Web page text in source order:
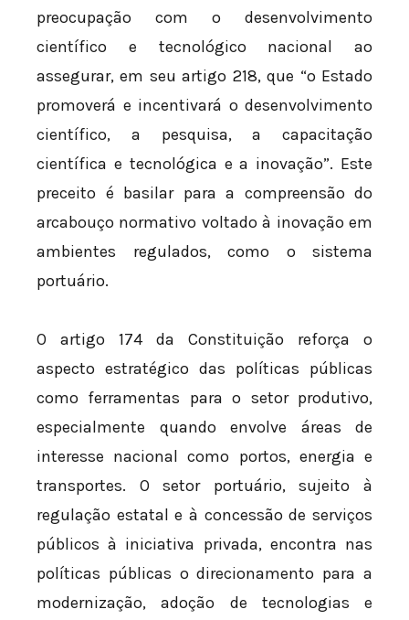
preocupação com o desenvolvimento
científico e tecnológico nacional ao
assegurar, em seu artigo 218, que “o Estado
promoverá e incentivará o desenvolvimento
científico, a pesquisa, a capacitação
científica e tecnológica e a inovação”. Este
preceito é basilar para a compreensão do
arcabouço normativo voltado à inovação em
ambientes regulados, como o sistema
portuário.
O artigo 174 da Constituição reforça o
aspecto estratégico das políticas públicas
como ferramentas para o setor produtivo,
especialmente quando envolve áreas de
interesse nacional como portos, energia e
transportes. O setor portuário, sujeito à
regulação estatal e à concessão de serviços
públicos à iniciativa privada, encontra nas
políticas públicas o direcionamento para a
modernização, adoção de tecnologias e